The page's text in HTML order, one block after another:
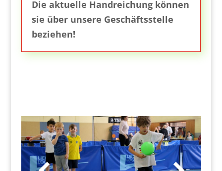
Die aktuelle Handreichung können
sie über unsere Geschäftsstelle
beziehen!